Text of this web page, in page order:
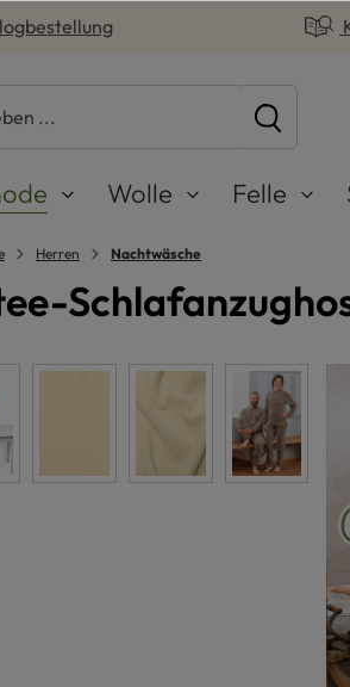
springen
Wolle Felle
Herren Nachtwäsche